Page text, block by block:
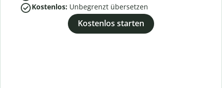
Kostenlos: Unbegrenzt übersetzen
Kostenlos starten